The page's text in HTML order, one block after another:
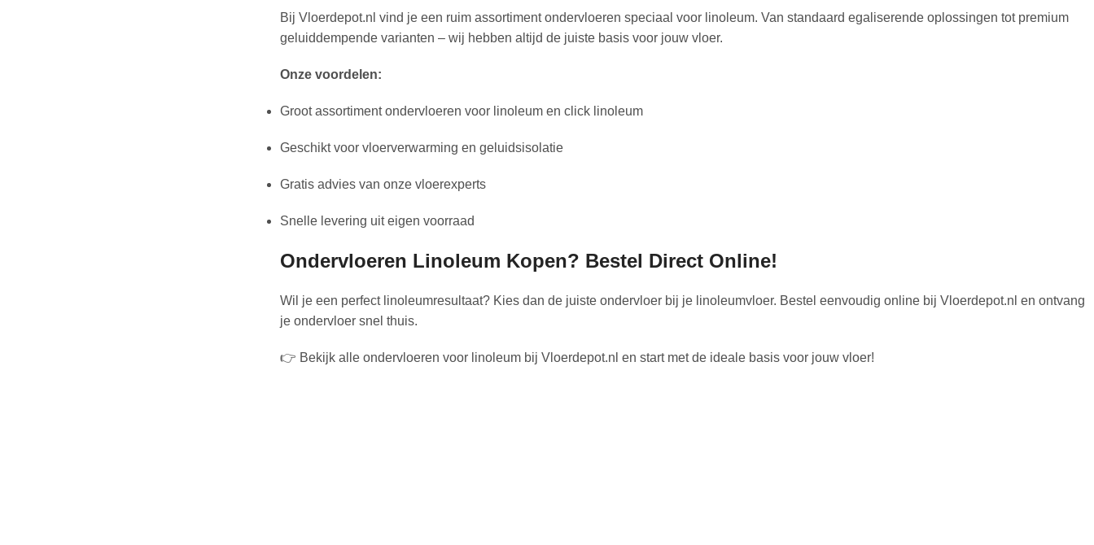
Bij Vloerdepot.nl vind je een ruim assortiment ondervloeren speciaal voor linoleum. Van standaard egaliserende oplossingen tot premium
geluiddempende varianten – wij hebben altijd de juiste basis voor jouw vloer.
Onze voordelen:
Groot assortiment ondervloeren voor linoleum en click linoleum
Geschikt voor vloerverwarming en geluidsisolatie
Gratis advies van onze vloerexperts
Snelle levering uit eigen voorraad
Ondervloeren Linoleum Kopen? Bestel Direct Online!
Wil je een perfect linoleumresultaat? Kies dan de juiste ondervloer bij je linoleumvloer. Bestel eenvoudig online bij Vloerdepot.nl en ontvang
je ondervloer snel thuis.
👉 Bekijk alle ondervloeren voor linoleum bij Vloerdepot.nl en start met de ideale basis voor jouw vloer!